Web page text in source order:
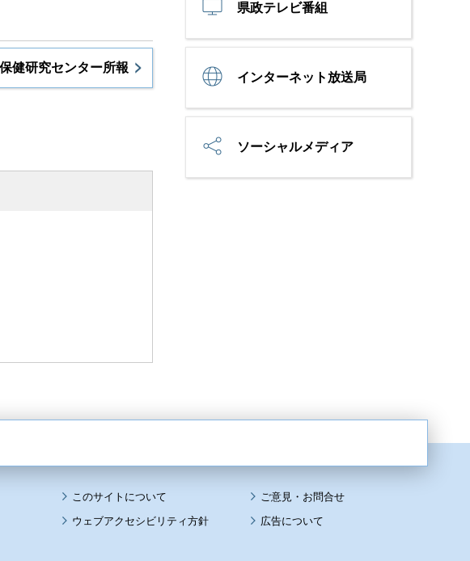
健研究センター所報
県政テレビ番組
インターネット放送局
ソーシャルメディア
このサイトについて
ウェブアクセシビリティ方針 広告について